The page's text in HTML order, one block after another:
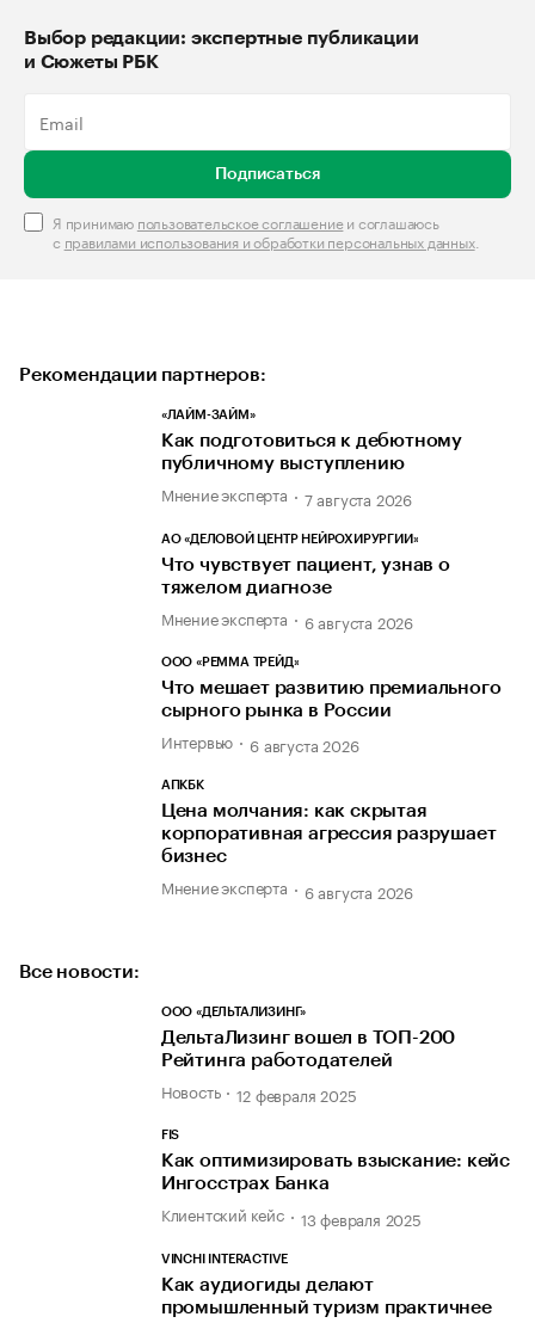
Выбор редакции: экспертные публикации
и Сюжеты РБК
Подписаться
Я принимаю пользовательское соглашениеи соглашаюсь
с правилами использования и обработки персональных данных.
Рекомендации партнеров:
«ЛАЙМ-ЗАЙМ»
Как подготовиться к дебютному
публичному выступлению
Мнение эксперта 7 августа 2026
АО «ДЕЛОВОЙ ЦЕНТР НЕЙРОХИРУРГИИ»
Что чувствует пациент, узнав о
тяжелом диагнозе
Мнение эксперта 6 августа 2026
ООО «РЕММА ТРЕЙД»
Что мешает развитию премиального
сырного рынка в России
Интервью 6 августа 2026
АПКБК
Цена молчания: как скрытая
корпоративная агрессия разрушает
бизнес
Мнение эксперта 6 августа 2026
Все новости:
ООО «ДЕЛЬТАЛИЗИНГ»
ДельтаЛизинг вошел в ТОП-200
Рейтинга работодателей
Новость 12 февраля 2025
FIS
Как оптимизировать взыскание: кейс
Ингосстрах Банка
Клиентский кейс 13 февраля 2025
VINCHI INTERACTIVE
Как аудиогиды делают
промышленный туризм практичнее